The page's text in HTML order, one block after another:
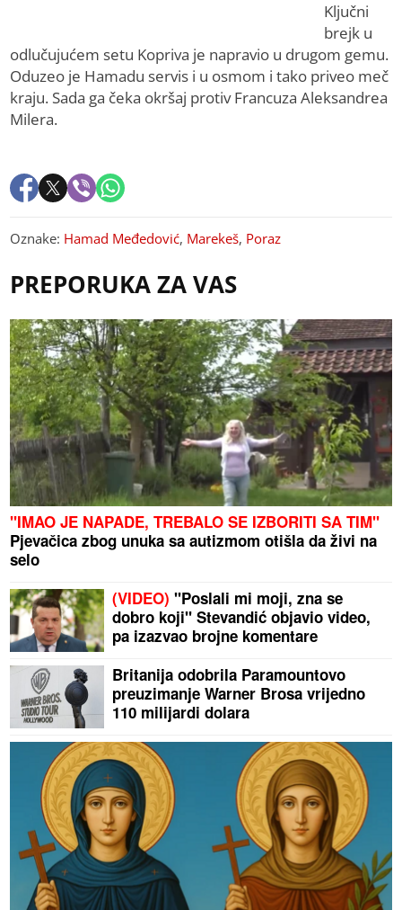
Ključni
brejk u
odlučujućem setu Kopriva je napravio u drugom gemu.
Oduzeo je Hamadu servis i u osmom i tako priveo meč
kraju. Sada ga čeka okršaj protiv Francuza Aleksandrea
Milera.
Oznake: Hamad Međedović, Marekeš, Poraz
PREPORUKA ZA VAS
"IMAO JE NAPADE, TREBALO SE IZBORITI SA TIM"
Pjevačica zbog unuka sa autizmom otišla da živi na
selo
(VIDEO) "Poslali mi moji, zna se
dobro koji" Stevandić objavio video,
pa izazvao brojne komentare
Britanija odobrila Paramountovo
preuzimanje Warner Brosa vrijedno
110 milijardi dolara